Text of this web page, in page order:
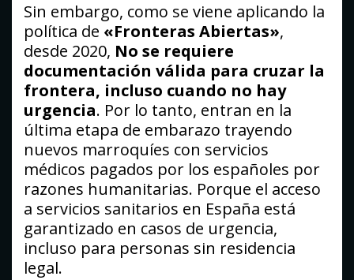
Sin embargo, como se viene aplicando la
política de «Fronteras Abiertas»,
desde 2020, No se requiere
documentación válida para cruzar la
frontera, incluso cuando no hay
urgencia. Por lo tanto, entran en la
última etapa de embarazo trayendo
nuevos marroquíes con servicios
médicos pagados por los españoles por
razones humanitarias. Porque el acceso
a servicios sanitarios en España está
garantizado en casos de urgencia,
incluso para personas sin residencia
legal.